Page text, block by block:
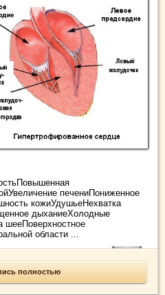
печениПониженное
кожиУдушьеНехватка
дыханиеХолодные
шееПоверхностное
области ...
полностью